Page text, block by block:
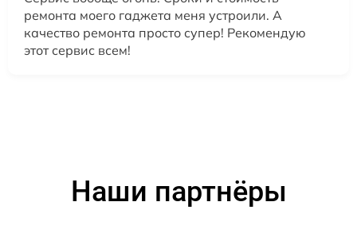
ремонта моего гаджета меня устроили. А
качество ремонта просто супер! Рекомендую
этот сервис всем!
Наши партнёры